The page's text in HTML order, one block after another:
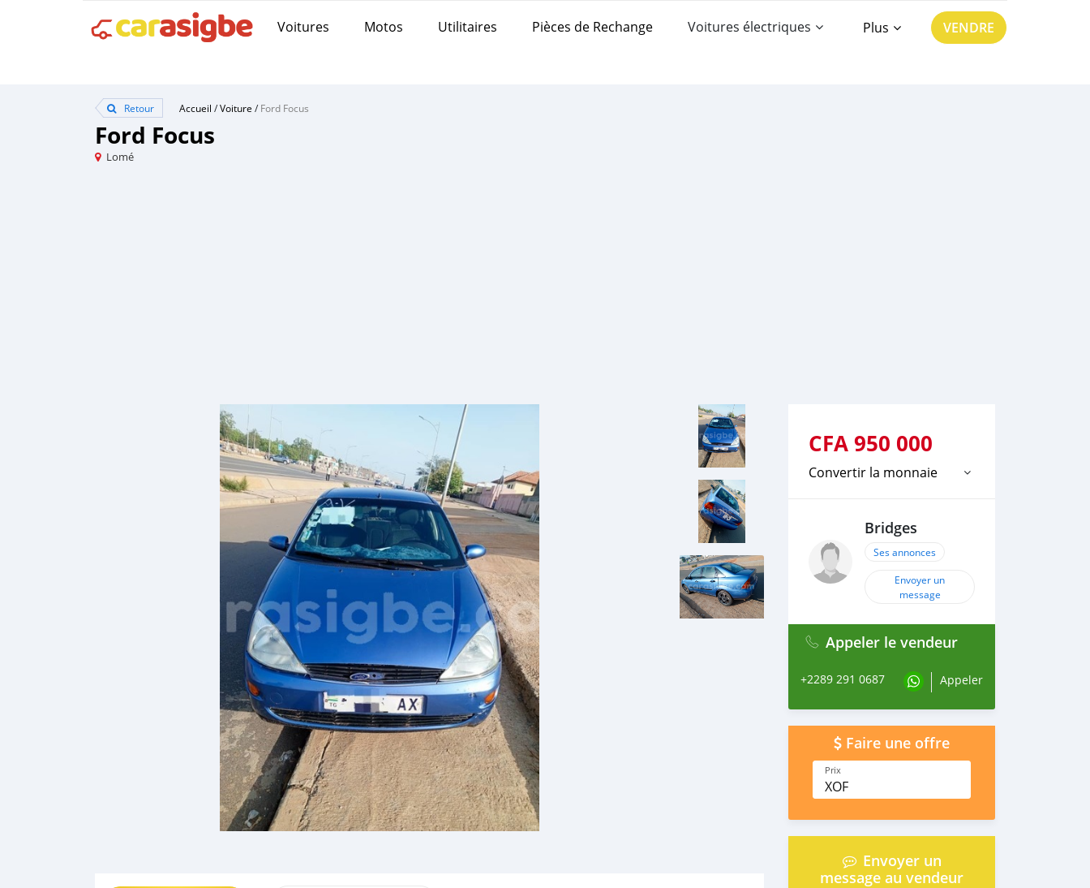
Voitures Motos Utilitaires Pièces de Rechange Voitures électriques Plus VENDRE
Retour Accueil /Voiture /Ford Focus
Ford Focus
Lomé
CFA950 000
Convertir la monnaie
Bridges
Ses annonces
Envoyer un
message
Appeler le vendeur
+2289 291 0687 Appeler
Faire une offre
Prix
XOF
Envoyer un
message au vendeur